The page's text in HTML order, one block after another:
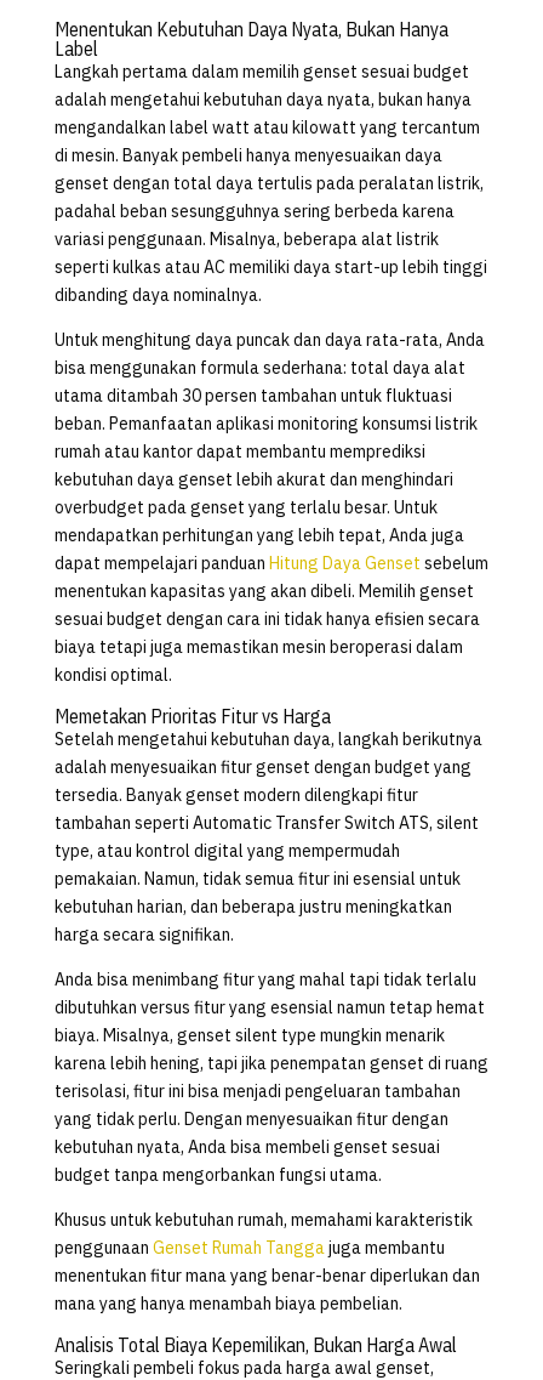
Menentukan Kebutuhan Daya Nyata, Bukan Hanya
Label
Langkah pertama dalam memilih genset sesuai budget
adalah mengetahui kebutuhan daya nyata, bukan hanya
mengandalkan label watt atau kilowatt yang tercantum
di mesin. Banyak pembeli hanya menyesuaikan daya
genset dengan total daya tertulis pada peralatan listrik,
padahal beban sesungguhnya sering berbeda karena
variasi penggunaan. Misalnya, beberapa alat listrik
seperti kulkas atau AC memiliki daya start-up lebih tinggi
dibanding daya nominalnya.
Untuk menghitung daya puncak dan daya rata-rata, Anda
bisa menggunakan formula sederhana: total daya alat
utama ditambah 30 persen tambahan untuk fluktuasi
beban. Pemanfaatan aplikasi monitoring konsumsi listrik
rumah atau kantor dapat membantu memprediksi
kebutuhan daya genset lebih akurat dan menghindari
overbudget pada genset yang terlalu besar. Untuk
mendapatkan perhitungan yang lebih tepat, Anda juga
dapat mempelajari panduan Hitung Daya Genset sebelum
menentukan kapasitas yang akan dibeli. Memilih genset
sesuai budget dengan cara ini tidak hanya efisien secara
biaya tetapi juga memastikan mesin beroperasi dalam
kondisi optimal.
Memetakan Prioritas Fitur vs Harga
Setelah mengetahui kebutuhan daya, langkah berikutnya
adalah menyesuaikan fitur genset dengan budget yang
tersedia. Banyak genset modern dilengkapi fitur
tambahan seperti Automatic Transfer Switch ATS, silent
type, atau kontrol digital yang mempermudah
pemakaian. Namun, tidak semua fitur ini esensial untuk
kebutuhan harian, dan beberapa justru meningkatkan
harga secara signifikan.
Anda bisa menimbang fitur yang mahal tapi tidak terlalu
dibutuhkan versus fitur yang esensial namun tetap hemat
biaya. Misalnya, genset silent type mungkin menarik
karena lebih hening, tapi jika penempatan genset di ruang
terisolasi, fitur ini bisa menjadi pengeluaran tambahan
yang tidak perlu. Dengan menyesuaikan fitur dengan
kebutuhan nyata, Anda bisa membeli genset sesuai
budget tanpa mengorbankan fungsi utama.
Khusus untuk kebutuhan rumah, memahami karakteristik
penggunaan Genset Rumah Tangga juga membantu
menentukan fitur mana yang benar-benar diperlukan dan
mana yang hanya menambah biaya pembelian.
Analisis Total Biaya Kepemilikan, Bukan Harga Awal
Seringkali pembeli fokus pada harga awal genset,